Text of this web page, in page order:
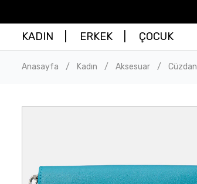
KADIN ERKEK ÇOCUK
Anasayfa / Kadın / Aksesuar / Cüzdan